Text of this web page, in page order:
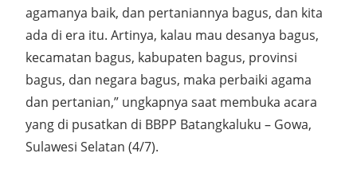
agamanya baik, dan pertaniannya bagus, dan kita
ada di era itu. Artinya, kalau mau desanya bagus,
kecamatan bagus, kabupaten bagus, provinsi
bagus, dan negara bagus, maka perbaiki agama
dan pertanian,” ungkapnya saat membuka acara
yang di pusatkan di BBPP Batangkaluku – Gowa,
Sulawesi Selatan (4/7).